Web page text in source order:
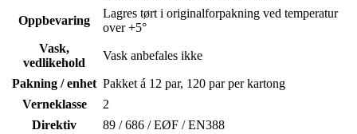
Oppbevaring
Lagres tørt i originalforpakning ved temperatur
over +5°
Vask,
vedlikehold
Vask anbefales ikke
Pakning / enhet Pakket á 12 par, 120 par per kartong
Verneklasse
2
Direktiv
89 / 686 / EØF / EN388